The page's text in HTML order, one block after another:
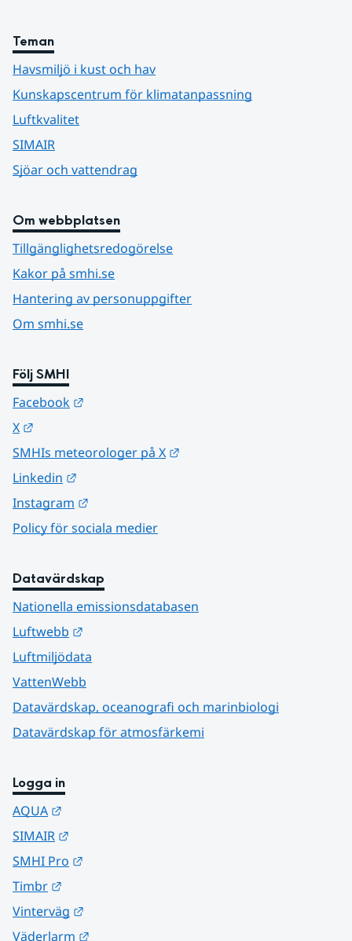
Teman
Havsmiljö i kust och hav
Kunskapscentrum för klimatanpassning
Luftkvalitet
SIMAIR
Sjöar och vattendrag
Om webbplatsen
Tillgänglighetsredogörelse
Kakor på smhi.se
Hantering av personuppgifter
Om smhi.se
Följ SMHI
Facebook
X
SMHIs meteorologer på X
Linkedin
Instagram
Policy för sociala medier
Datavärdskap
Nationella emissionsdatabasen
Luftwebb
Luftmiljödata
VattenWebb
Datavärdskap, oceanografi och marinbiologi
Datavärdskap för atmosfärkemi
Logga in
AQUA
SIMAIR
SMHI Pro
Timbr
Vinterväg
Väderlarm